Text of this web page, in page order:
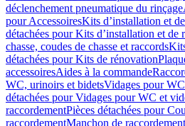
déclenchement pneumatique du rinçage
pour AccessoiresKits d’installation et
détachées pour Kits d’installation et de
chasse, coudes de chasse et raccords
détachées pour Kits de rénovation
accessoiresAides à la commande
WC, urinoirs et bidetsVidages pour
détachées pour Vidages pour WC et
raccordementPièces détachées pour
raccordementManchon de raccordement